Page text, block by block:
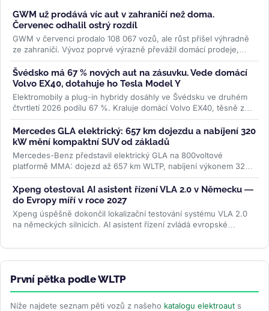
GWM už prodává víc aut v zahraničí než doma.
Červenec odhalil ostrý rozdíl
GWM v červenci prodalo 108 067 vozů, ale růst přišel výhradně
ze zahraničí. Vývoz poprvé výrazně převážil domácí prodeje,
zatímco...>>
Švédsko má 67 % nových aut na zásuvku. Vede domácí
Volvo EX40, dotahuje ho Tesla Model Y
Elektromobily a plug-in hybridy dosáhly ve Švédsku ve druhém
čtvrtletí 2026 podílu 67 %. Kraluje domácí Volvo EX40, těsně za
ním Tesla...>>
Mercedes GLA elektrický: 657 km dojezdu a nabíjení 320
kW mění kompaktní SUV od základů
Mercedes-Benz představil elektrický GLA na 800voltové
platformě MMA: dojezd až 657 km WLTP, nabíjení výkonem 320
kW a plnění na 80 % za 22...>>
Xpeng otestoval AI asistent řízení VLA 2.0 v Německu —
do Evropy míří v roce 2027
Xpeng úspěšně dokončil lokalizační testování systému VLA 2.0
na německých silnicích. AI asistent řízení zvládá evropské
První pětka podle WLTP
Níže najdete seznam pěti vozů z našeho katalogu elektroaut s